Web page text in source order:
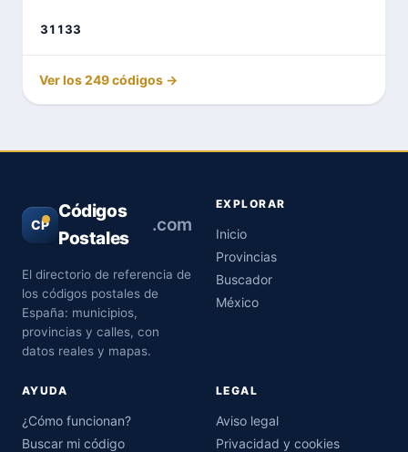
31133
Ver los 249 códigos →
CP
Códigos
Postales
.com
El directorio de referencia de
los códigos postales de
España: municipios,
provincias y calles, con
datos reales y mapas.
EXPLORAR
Inicio
Provincias
Buscador
México
AYUDA
¿Cómo funcionan?
Buscar mi código
LEGAL
Aviso legal
Privacidad y cookies